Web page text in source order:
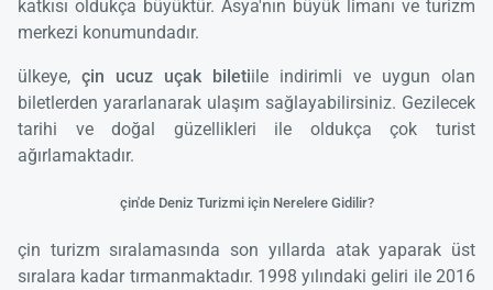
katkısı oldukça büyüktür. Asya'nın büyük limanı ve turizm
merkezi konumundadır.
ülkeye, çin ucuz uçak biletiile indirimli ve uygun olan
biletlerden yararlanarak ulaşım sağlayabilirsiniz. Gezilecek
tarihi ve doğal güzellikleri ile oldukça çok turist
ağırlamaktadır.
çin'de Deniz Turizmi için Nerelere Gidilir?
çin turizm sıralamasında son yıllarda atak yaparak üst
sıralara kadar tırmanmaktadır. 1998 yılındaki geliri ile 2016